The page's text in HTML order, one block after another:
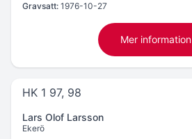
Gravsatt: 1976-10-27
Mer information
HK 1 97, 98
Lars Olof Larsson
Ekerö